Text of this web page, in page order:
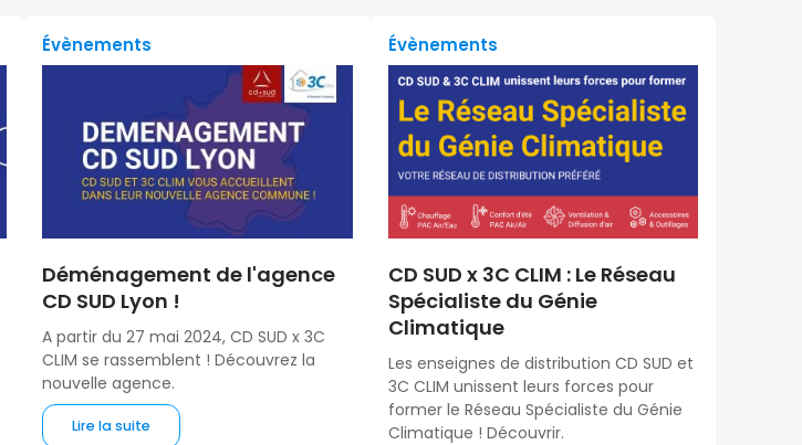
Évènements
Déménagement de l'agence
CD SUD Lyon !
A partir du 27 mai 2024, CD SUD x 3C
CLIM se rassemblent ! Découvrez la
nouvelle agence.
Lire la suite
Évènements
CD SUD x 3C CLIM : Le Réseau
Spécialiste du Génie
Climatique
Les enseignes de distribution CD SUD et
3C CLIM unissent leurs forces pour
former le Réseau Spécialiste du Génie
Climatique ! Découvrir.